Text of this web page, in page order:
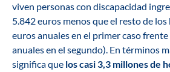
viven personas con discapacidad
5.842 euros menos que el resto de
euros anuales en el primer caso
anuales en el segundo). En términos
significa que los casi 3,3 millones de